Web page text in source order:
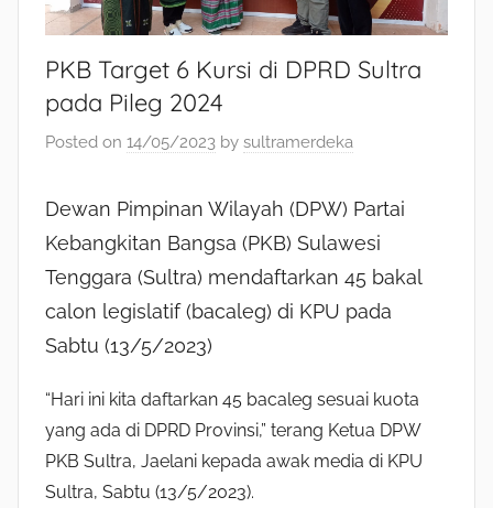
PKB Target 6 Kursi di DPRD Sultra
pada Pileg 2024
Posted on 14/05/2023 by sultramerdeka
Dewan Pimpinan Wilayah (DPW) Partai
Kebangkitan Bangsa (PKB) Sulawesi
Tenggara (Sultra) mendaftarkan 45 bakal
calon legislatif (bacaleg) di KPU pada
Sabtu (13/5/2023)
“Hari ini kita daftarkan 45 bacaleg sesuai kuota
yang ada di DPRD Provinsi,” terang Ketua DPW
PKB Sultra, Jaelani kepada awak media di KPU
Sultra, Sabtu (13/5/2023).